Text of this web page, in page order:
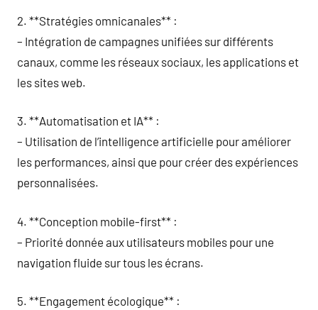
2. **Stratégies omnicanales** :
– Intégration de campagnes unifiées sur différents
canaux, comme les réseaux sociaux, les applications et
les sites web.
3. **Automatisation et IA** :
– Utilisation de l’intelligence artificielle pour améliorer
les performances, ainsi que pour créer des expériences
personnalisées.
4. **Conception mobile-first** :
– Priorité donnée aux utilisateurs mobiles pour une
navigation fluide sur tous les écrans.
5. **Engagement écologique** :